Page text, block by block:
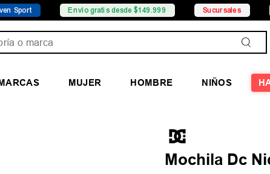
Envío gratis desde $149.999 Sucursales
MUJER HOMBRE NIÑOS
Mochila Dc